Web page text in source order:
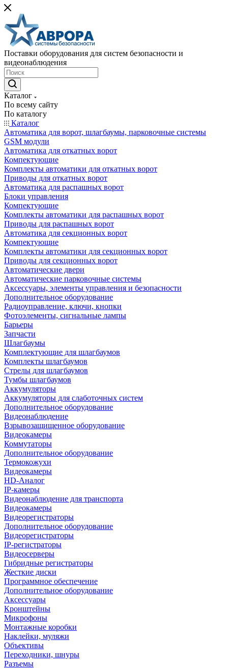
Поставки оборудования для систем безопасности и
видеонаблюдения
Каталог
По всему сайту
По каталогу
Каталог
Автоматика для ворот, шлагбаумы, парковочные системы
GSM модули
Автоматика для откатных ворот
Компектующие
Комплекты автоматики для откатных ворот
Приводы для откатных ворот
Автоматика для распашных ворот
Блоки управления
Компектующие
Комплекты автоматики для распашных ворот
Приводы для распашных ворот
Автоматика для секционных ворот
Компектующие
Комплекты автоматики для секционных ворот
Приводы для секционных ворот
Автоматические двери
Автоматические парковочные системы
Аксессуары, элементы управления и безопасности
Дополнительное оборудование
Радиоуправление, ключи, кнопки
Фотоэлементы, сигнальные лампы
Барьеры
Запчасти
Шлагбаумы
Комплектующие для шлагбаумов
Комплекты шлагбаумов
Стрелы для шлагбаумов
Тумбы шлагбаумов
Аккумуляторы
Аккумуляторы для слаботочных систем
Дополнительное оборудование
Видеонаблюдение
Взрывозащищенное оборудование
Видеокамеры
Коммутаторы
Дополнительное оборудование
Термокожухи
Видеокамеры
HD-Аналог
IP-камеры
Видеонаблюдение для транспорта
Видеокамеры
Видеорегистраторы
Дополнительное оборудование
Видеорегистраторы
IP-регистраторы
Видеосерверы
Гибридные регистраторы
Жесткие диски
Программное обеспечение
Дополнительное оборудование
Аксессуары
Кронштейны
Микрофоны
Монтажные коробки
Наклейки, муляжи
Объективы
Переходники, шнуры
Разъемы